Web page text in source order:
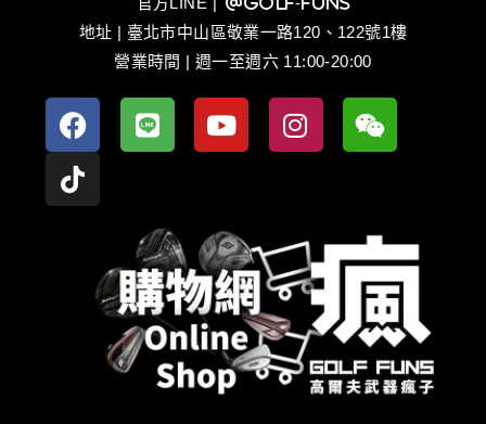
地址 | 臺北市中山區敬業一路120、122號1樓
營業時間 | 週一至週六 11:00-20:00